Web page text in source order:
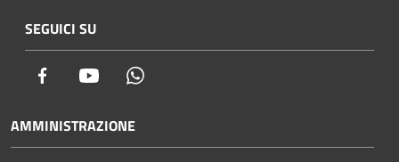
SEGUICI SU
Facebook Youtube
AMMINISTRAZIONE